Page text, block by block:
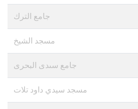
جامع الترك
مسجد الشيخ
جامع سىدى البحرى
مسجد سيدي داود تلات